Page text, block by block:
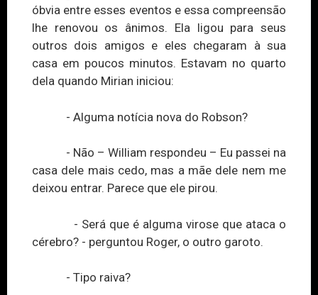
óbvia entre esses eventos e essa compreensão
lhe renovou os ânimos. Ela ligou para seus
outros dois amigos e eles chegaram à sua
casa em poucos minutos. Estavam no quarto
dela quando Mirian iniciou:
- Alguma notícia nova do Robson?
- Não – William respondeu – Eu passei na
casa dele mais cedo, mas a mãe dele nem me
deixou entrar. Parece que ele pirou.
- Será que é alguma virose que ataca o
cérebro? - perguntou Roger, o outro garoto.
- Tipo raiva?